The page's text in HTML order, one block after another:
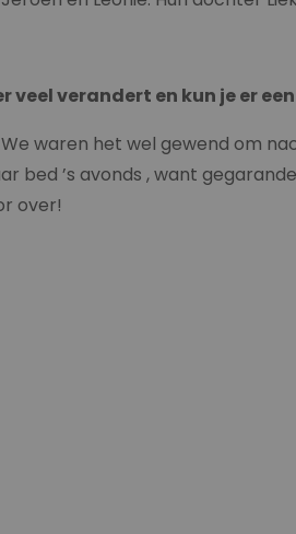
veel verandert en kun je er
waren het wel gewend om
bed ’s avonds , want
over!